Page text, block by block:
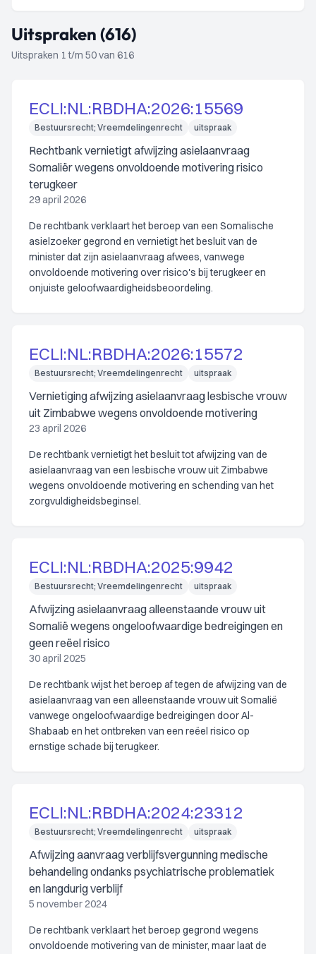
Uitspraken (616)
Uitspraken 1 t/m 50 van 616
ECLI:NL:RBDHA:2026:15569
Bestuursrecht; Vreemdelingenrecht uitspraak
Rechtbank vernietigt afwijzing asielaanvraag
Somaliër wegens onvoldoende motivering risico
terugkeer
29 april 2026
De rechtbank verklaart het beroep van een Somalische
asielzoeker gegrond en vernietigt het besluit van de
minister dat zijn asielaanvraag afwees, vanwege
onvoldoende motivering over risico's bij terugkeer en
onjuiste geloofwaardigheidsbeoordeling.
ECLI:NL:RBDHA:2026:15572
Bestuursrecht; Vreemdelingenrecht uitspraak
Vernietiging afwijzing asielaanvraag lesbische vrouw
uit Zimbabwe wegens onvoldoende motivering
23 april 2026
De rechtbank vernietigt het besluit tot afwijzing van de
asielaanvraag van een lesbische vrouw uit Zimbabwe
wegens onvoldoende motivering en schending van het
zorgvuldigheidsbeginsel.
ECLI:NL:RBDHA:2025:9942
Bestuursrecht; Vreemdelingenrecht uitspraak
Afwijzing asielaanvraag alleenstaande vrouw uit
Somalië wegens ongeloofwaardige bedreigingen en
geen reëel risico
30 april 2025
De rechtbank wijst het beroep af tegen de afwijzing van de
asielaanvraag van een alleenstaande vrouw uit Somalië
vanwege ongeloofwaardige bedreigingen door Al-
Shabaab en het ontbreken van een reëel risico op
ernstige schade bij terugkeer.
ECLI:NL:RBDHA:2024:23312
Bestuursrecht; Vreemdelingenrecht uitspraak
Afwijzing aanvraag verblijfsvergunning medische
behandeling ondanks psychiatrische problematiek
en langdurig verblijf
5 november 2024
De rechtbank verklaart het beroep gegrond wegens
onvoldoende motivering van de minister, maar laat de